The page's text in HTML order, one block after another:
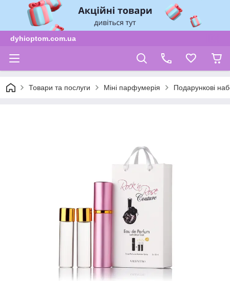
dyhioptom.com.ua
Товари та послуги Міні парфумерія Подарункові